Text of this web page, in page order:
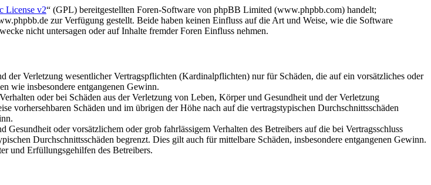
License v2“ (GPL) bereitgestellten Foren-Software von phpBB Limited (www.phpbb.com) handelt;
zur Verfügung gestellt. Beide haben keinen Einfluss auf die Art und Weise, wie die Software
nicht untersagen oder auf Inhalte fremder Foren Einfluss nehmen.
Verletzung wesentlicher Vertragspflichten (Kardinalpflichten) nur für Schäden, die auf ein vorsätzliches oder
wie insbesondere entgangenen Gewinn.
oder bei Schäden aus der Verletzung von Leben, Körper und Gesundheit und der Verletzung
vorhersehbaren Schäden und im übrigen der Höhe nach auf die vertragstypischen Durchschnittsschäden
oder vorsätzlichem oder grob fahrlässigem Verhalten des Betreibers auf die bei Vertragsschluss
Durchschnittsschäden begrenzt. Dies gilt auch für mittelbare Schäden, insbesondere entgangenen Gewinn.
und Erfüllungsgehilfen des Betreibers.